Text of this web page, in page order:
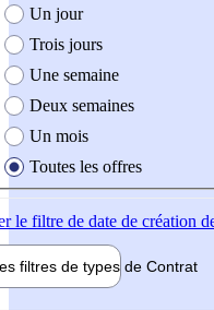
création de l'offre
Un jour
Trois jours
Une semaine
Deux semaines
Un mois
Toutes les offres
le filtre de date de création
filtres de types de Contrat